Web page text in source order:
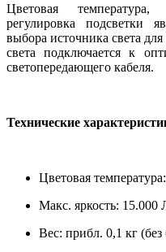
Цветовая
регулировка подсветки
выбора источника света
света подключается к
светопередающего кабеля.
Технические
Цветовая
Макс. яркость: 15.000
Вес: прибл. 0,1 кг (без